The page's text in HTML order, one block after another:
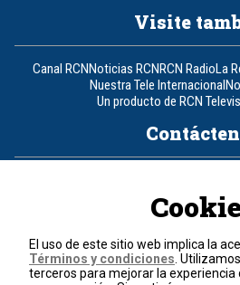
Visite
Canal RCNNoticias RCNRCN RadioLa
Nuestra Tele Internacional
Un producto de RCN
Política de
Términos y
El uso de este sitio web implica la
Términos y condiciones .
terceros para mejorar la experiencia